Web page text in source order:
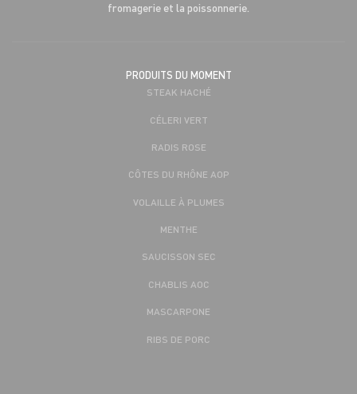
fromagerie et la poissonnerie.
PRODUITS DU MOMENT
STEAK HACHÉ
CÉLERI VERT
RADIS ROSE
CÔTES DU RHÔNE AOP
VOLAILLE À PLUMES
MENTHE
SAUCISSON SEC
CHABLIS AOC
MASCARPONE
RIBS DE PORC